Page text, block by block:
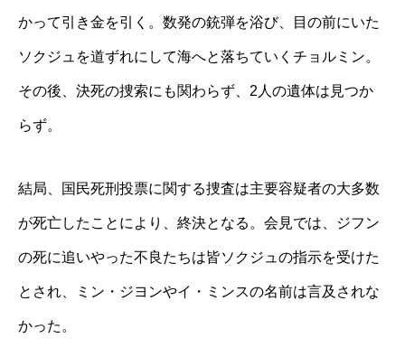
かって引き金を引く。数発の銃弾を浴び、目の前にいた
ソクジュを道ずれにして海へと落ちていくチョルミン。
その後、決死の捜索にも関わらず、2人の遺体は見つか
らず。
結局、国民死刑投票に関する捜査は主要容疑者の大多数
が死亡したことにより、終決となる。会見では、ジフン
の死に追いやった不良たちは皆ソクジュの指示を受けた
とされ、ミン・ジヨンやイ・ミンスの名前は言及されな
かった。